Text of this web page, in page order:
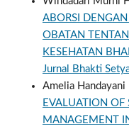
ABORSI
OBATAN
KESEHATAN
Jurnal Bhakti
Amelia
EVALUATION OF
MANAGEMENT